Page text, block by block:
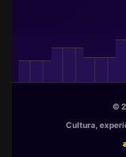
©
Cultura,